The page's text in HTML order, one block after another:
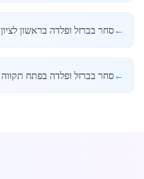
←סחר בברזל ופלדה בראשון לציון
←סחר בברזל ופלדה בפתח תקווה